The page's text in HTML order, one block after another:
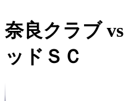
奈良クラブvs
ッドＳＣ